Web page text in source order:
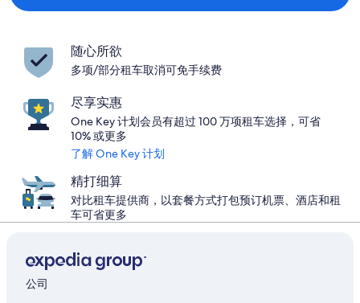
随心所欲
多项/部分租车取消可免手续费
尽享实惠
One Key 计划会员有超过 100 万项租车选择，可省
10% 或更多
了解 One Key 计划
精打细算
对比租车提供商，以套餐方式打包预订机票、酒店和租
车可省更多
公司